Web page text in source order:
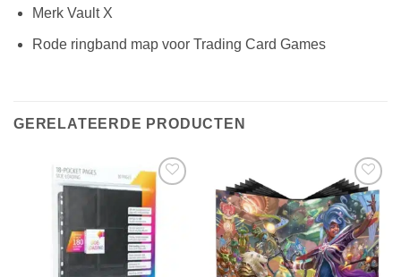
Merk Vault X
Rode ringband map voor Trading Card Games
GERELATEERDE PRODUCTEN